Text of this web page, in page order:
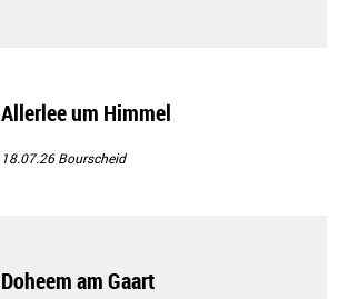
Allerlee um Himmel
18.07.26Bourscheid
Doheem am Gaart